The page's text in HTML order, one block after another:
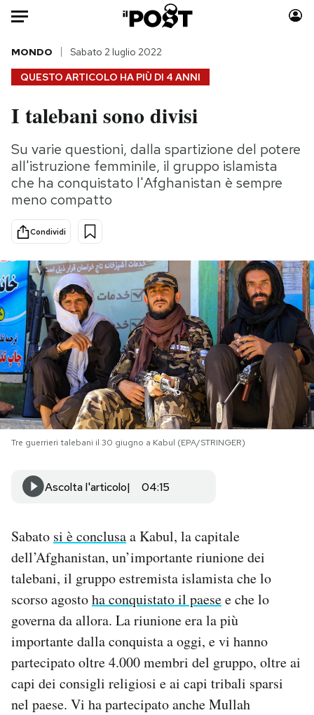
Auto
HOME
Italia
Politica
Internet
Scienza
Cultura
Economia
Sport
Moda
Consumismi
Storie/Idee
Altrecose
Mondiali calcio 2026
PODCAST
NEWSLETTER
SHOP
AREA PERSONALE
Area Personale
Newsletter
Notifiche mobile
Regala il Post
QUESTO ARTICOLO HA PIÙ DI 4 ANNI
MONDO Sabato 2 luglio 2022
I talebani sono divisi
Su varie questioni, dalla spartizione del potere
all'istruzione femminile, il gruppo islamista
che ha conquistato l'Afghanistan è sempre
meno compatto
Condividi
Tre guerrieri talebani il 30 giugno a Kabul (EPA/STRINGER)
Ascolta l'articolo 04:15
Sabato si è conclusaa Kabul, la capitale
dell’Afghanistan, un’importante riunione dei
talebani, il gruppo estremista islamista che lo
scorso agostoha conquistato il paesee che lo
governa da allora. La riunione era la più
importante dalla conquista a oggi, e vi hanno
partecipato oltre 4.000 membri del gruppo, oltre ai
capi dei consigli religiosi e ai capi tribali sparsi
nel paese. Vi ha partecipato anche Mullah